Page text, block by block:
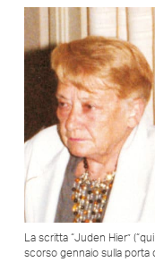
La scritta “Juden Hier”
scorso gennaio sulla porta